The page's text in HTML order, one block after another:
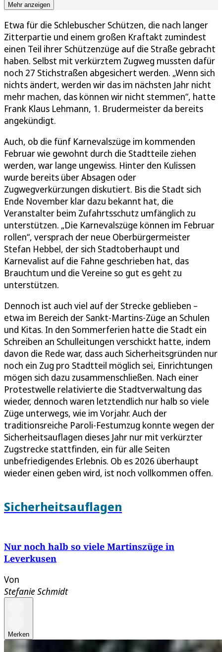
Mehr anzeigen
Etwa für die Schlebuscher Schützen, die nach langer
Zitterpartie und einem großen Kraftakt zumindest
einen Teil ihrer Schützenzüge auf die Straße gebracht
haben. Selbst mit verkürztem Zugweg mussten dafür
noch 27 Stichstraßen abgesichert werden. „Wenn sich
nichts ändert, werden wir das im nächsten Jahr nicht
mehr machen, das können wir nicht stemmen“, hatte
Frank Klaus Lehmann, 1. Brudermeister da bereits
angekündigt.
Auch, ob die fünf Karnevalszüge im kommenden
Februar wie gewohnt durch die Stadtteile ziehen
werden, war lange ungewiss. Hinter den Kulissen
wurde bereits über Absagen oder
Zugwegverkürzungen diskutiert. Bis die Stadt sich
Ende November klar dazu bekannt hat, die
Veranstalter beim Zufahrtsschutz umfänglich zu
unterstützen. „Die Karnevalszüge können im Februar
rollen“, versprach der neue Oberbürgermeister
Stefan Hebbel, der sich Stadtoberhaupt und
Karnevalist auf die Fahne geschrieben hat, das
Brauchtum und die Vereine so gut es geht zu
unterstützen.
Dennoch ist auch viel auf der Strecke geblieben –
etwa im Bereich der Sankt-Martins-Züge an Schulen
und Kitas. In den Sommerferien hatte die Stadt ein
Schreiben an Schulleitungen verschickt hatte, indem
davon die Rede war, dass auch Sicherheitsgründen nur
noch ein Zug pro Stadtteil möglich sei, Einrichtungen
mögen sich dazu zusammenschließen. Nach einer
Protestwelle relativierte die Stadtverwaltung das
wieder, dennoch waren letztendlich nur halb so viele
Züge unterwegs, wie im Vorjahr. Auch der
traditionsreiche Paroli-Festumzug konnte wegen der
Sicherheitsauflagen dieses Jahr nur mit verkürzter
Zugstrecke stattfinden, ein für alle Seiten
unbefriedigendes Erlebnis. Ob es 2026 überhaupt
wieder einen geben wird, ist noch vollkommen offen.
Sicherheitsauflagen
Nur noch halb so viele Martinszüge in
Leverkusen
Von
Stefanie Schmidt
Merken